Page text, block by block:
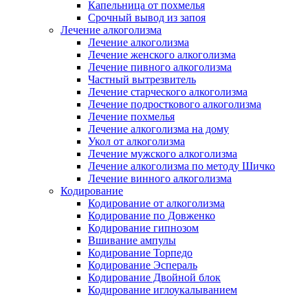
Капельница от похмелья
Срочный вывод из запоя
Лечение алкоголизма
Лечение алкоголизма
Лечение женского алкоголизма
Лечение пивного алкоголизма
Частный вытрезвитель
Лечение старческого алкоголизма
Лечение подросткового алкоголизма
Лечение похмелья
Лечение алкоголизма на дому
Укол от алкоголизма
Лечение мужского алкоголизма
Лечение алкоголизма по методу Шичко
Лечение винного алкоголизма
Кодирование
Кодирование от алкоголизма
Кодирование по Довженко
Кодирование гипнозом
Вшивание ампулы
Кодирование Торпедо
Кодирование Эспераль
Кодирование Двойной блок
Кодирование иглоукалыванием